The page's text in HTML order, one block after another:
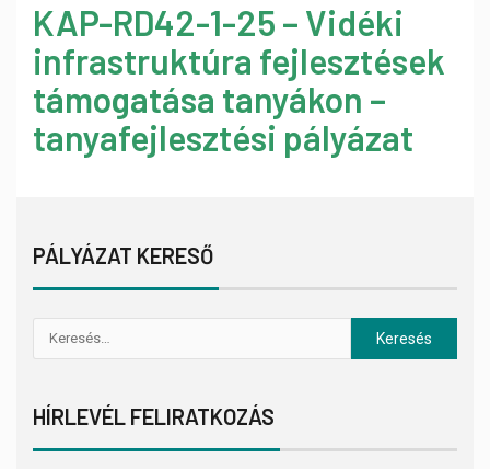
KAP-RD42-1-25 – Vidéki
infrastruktúra fejlesztések
támogatása tanyákon –
tanyafejlesztési pályázat
PÁLYÁZAT KERESŐ
HÍRLEVÉL FELIRATKOZÁS